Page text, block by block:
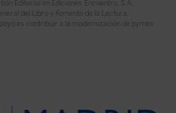
Editorial en Ediciones Encuentro, S.A.
del Libro y Fomento de la Lectura,
es contribuir a la modernización de pymes